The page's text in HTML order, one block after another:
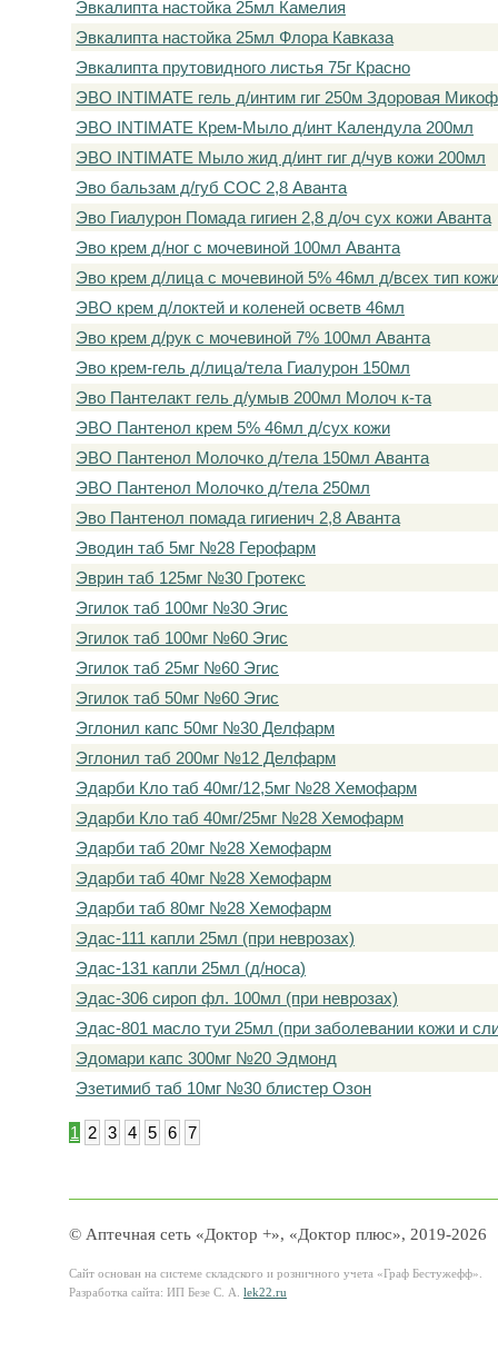
Эвкалипта настойка 25мл Камелия
Эвкалипта настойка 25мл Флора Кавказа
Эвкалипта прутовидного листья 75г Красно
ЭВО INTIMATE гель д/интим гиг 250м Здоровая
ЭВО INTIMATE Крем-Мыло д/инт Календула 200мл
ЭВО INTIMATE Мыло жид д/инт гиг д/чув кожи 200мл
Эво бальзам д/губ СОС 2,8 Аванта
Эво Гиалурон Помада гигиен 2,8 д/оч сух кожи Аванта
Эво крем д/ног с мочевиной 100мл Аванта
Эво крем д/лица с мочевиной 5% 46мл д/всех тип
ЭВО крем д/локтей и коленей осветв 46мл
Эво крем д/рук с мочевиной 7% 100мл Аванта
Эво крем-гель д/лица/тела Гиалурон 150мл
Эво Пантелакт гель д/умыв 200мл Молоч к-та
ЭВО Пантенол крем 5% 46мл д/сух кожи
ЭВО Пантенол Молочко д/тела 150мл Аванта
ЭВО Пантенол Молочко д/тела 250мл
Эво Пантенол помада гигиенич 2,8 Аванта
Эводин таб 5мг №28 Герофарм
Эврин таб 125мг №30 Гротекс
Эгилок таб 100мг №30 Эгис
Эгилок таб 100мг №60 Эгис
Эгилок таб 25мг №60 Эгис
Эгилок таб 50мг №60 Эгис
Эглонил капс 50мг №30 Делфарм
Эглонил таб 200мг №12 Делфарм
Эдарби Кло таб 40мг/12,5мг №28 Хемофарм
Эдарби Кло таб 40мг/25мг №28 Хемофарм
Эдарби таб 20мг №28 Хемофарм
Эдарби таб 40мг №28 Хемофарм
Эдарби таб 80мг №28 Хемофарм
Эдас-111 капли 25мл (при неврозах)
Эдас-131 капли 25мл (д/носа)
Эдас-306 сироп фл. 100мл (при неврозах)
Эдас-801 масло туи 25мл (при заболевании кожи и
Эдомари капс 300мг №20 Эдмонд
Эзетимиб таб 10мг №30 блистер Озон
1 2 3 4 5 6 7
© Аптечная сеть «Доктор +», «Доктор плюс», 2019-2026
Сайт основан на системе складского и розничного учета «Граф Бестужефф».
Разработка сайта: ИП Безе С. А. lek22.ru